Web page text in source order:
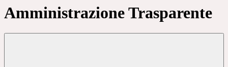
Amministrazione Trasparente